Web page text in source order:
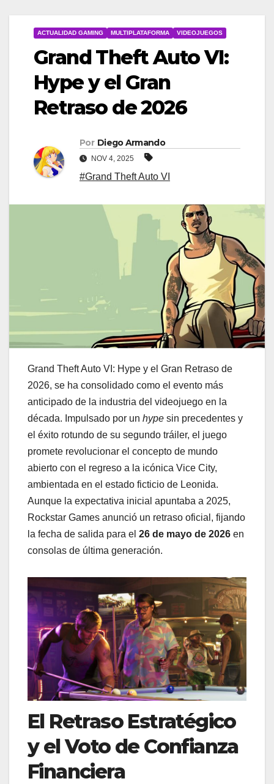
ACTUALIDAD GAMING MULTIPLATAFORMA VIDEOJUEGOS
Grand Theft Auto VI:
Hype y el Gran
Retraso de 2026
Por Diego Armando
NOV 4, 2025
#Grand Theft Auto VI
Grand Theft Auto VI: Hype y el Gran Retraso de
2026, se ha consolidado como el evento más
anticipado de la industria del videojuego en la
década. Impulsado por un hype sin precedentes y
el éxito rotundo de su segundo tráiler, el juego
promete revolucionar el concepto de mundo
abierto con el regreso a la icónica Vice City,
ambientada en el estado ficticio de Leonida.
Aunque la expectativa inicial apuntaba a 2025,
Rockstar Games anunció un retraso oficial, fijando
la fecha de salida para el 26 de mayo de 2026 en
consolas de última generación.
El Retraso Estratégico
y el Voto de Confianza
Financiera